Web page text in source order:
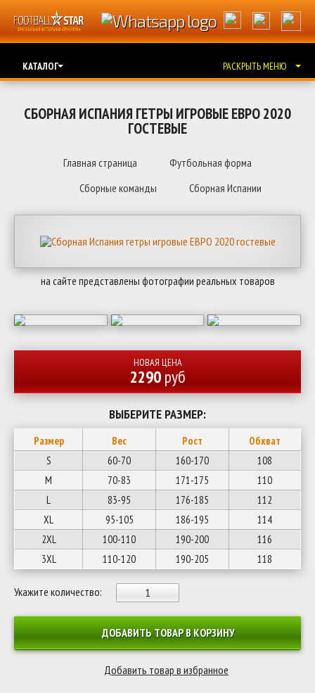
КАТАЛОГ РАСКРЫТЬ МЕНЮ
СБОРНАЯ ИСПАНИЯ ГЕТРЫ ИГРОВЫЕ ЕВРО 2020
ГОСТЕВЫЕ
Главная страница
Футбольная форма
Сборные команды
Сборная Испании
на сайте представлены фотографии реальных товаров
НОВАЯ ЦЕНА
2290руб
ВЫБЕРИТЕ РАЗМЕР:
Размер Вес Рост
Обхват
S
60-70 160-170
108
M
70-83 171-175
110
L
83-95 176-185
112
XL
95-105 186-195
114
2XL
100-110 190-200
116
3XL
110-120 190-205 118
Укажите количество:
ДОБАВИТЬ ТОВАР В КОРЗИНУ